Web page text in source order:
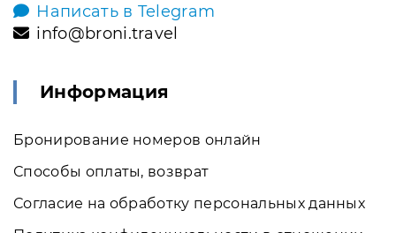
Написать в Telegram
info@broni.travel
Информация
Бронирование номеров онлайн
Способы оплаты, возврат
Согласие на обработку персональных данных